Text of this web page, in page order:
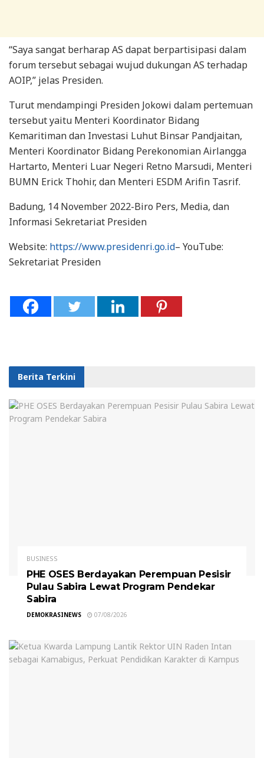
“Saya sangat berharap AS dapat berpartisipasi dalam
forum tersebut sebagai wujud dukungan AS terhadap
AOIP,” jelas Presiden.
Turut mendampingi Presiden Jokowi dalam pertemuan
tersebut yaitu Menteri Koordinator Bidang
Kemaritiman dan Investasi Luhut Binsar Pandjaitan,
Menteri Koordinator Bidang Perekonomian Airlangga
Hartarto, Menteri Luar Negeri Retno Marsudi, Menteri
BUMN Erick Thohir, dan Menteri ESDM Arifin Tasrif.
Badung, 14 November 2022-Biro Pers, Media, dan
Informasi Sekretariat Presiden
Website: https://www.presidenri.go.id– YouTube:
Sekretariat Presiden
Berita Terkini
BUSINESS
PHE OSES Berdayakan Perempuan Pesisir
Pulau Sabira Lewat Program Pendekar
Sabira
DEMOKRASINEWS 07/08/2026